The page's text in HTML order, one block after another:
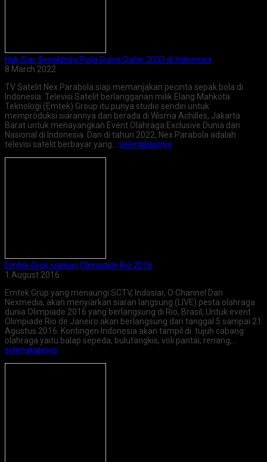
Hak Siar Sepakbola Piala Dunia Qatar 2022 di Indonesia
8 March 2022
TV Satelit Nex Parabola siap memanjakan pecinta sepak bola di
Indonesia. Televisi Satelit berlangganan milik Elang Mahkota
Teknologi (Emtek) Group itu punya studio sendiri untuk
memproduksi siarannya dan berada di Wisma Achilles, Jakarta
Barat untuk menayangkan Event Olahraga Exclusive Dunia dan
Nasional di Indonesia. Dan di tahun 2022, Nex Parabola adalah
televisi satelit berbayar yang… selengkapnya
Emtek Grup siarkan Olimpiade Rio 2016
1 August 2016
Emtek Grup yang menaungi SCTV, Indosiar, O Channel Dan
Nexmedia, akan menyiarkan siaran langsung (LIVE) pesta olahraga
dunia Olimpiade 2016 yang berlangsung di Rio, Brasil, Untuk event
Olimpiade Rio de Janeiro akan berlangsung dari tanggal 5 sampai 21
Agustus 2016. Kontingen Indonesia akan tampil di tujuh cabang
olahraga yaitu balap sepeda, bulutangkis, voli pantai, renang,…
selengkapnya